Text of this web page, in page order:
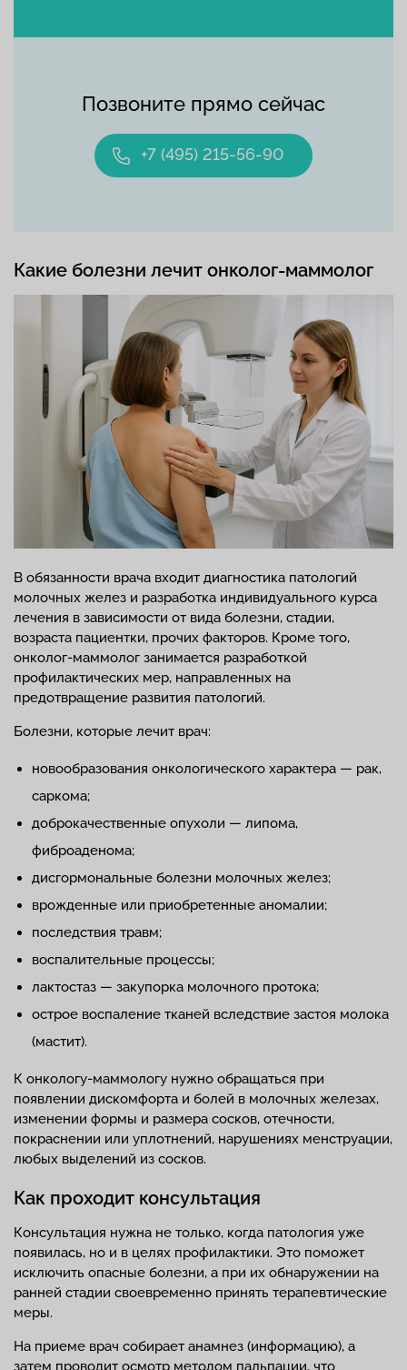
Позвоните прямо сейчас
+7 (495) 215-56-90
Какие болезни лечит онколог-маммолог
В обязанности врача входит диагностика патологий
молочных желез и разработка индивидуального курса
лечения в зависимости от вида болезни, стадии,
возраста пациентки, прочих факторов. Кроме того,
онколог-маммолог занимается разработкой
профилактических мер, направленных на
предотвращение развития патологий.
Болезни, которые лечит врач:
новообразования онкологического характера — рак,
саркома;
доброкачественные опухоли — липома,
фиброаденома;
дисгормональные болезни молочных желез;
врожденные или приобретенные аномалии;
последствия травм;
воспалительные процессы;
лактостаз — закупорка молочного протока;
острое воспаление тканей вследствие застоя молока
(мастит).
К онкологу-маммологу нужно обращаться при
появлении дискомфорта и болей в молочных железах,
изменении формы и размера сосков, отечности,
покраснении или уплотнений, нарушениях менструации,
любых выделений из сосков.
Как проходит консультация
Консультация нужна не только, когда патология уже
появилась, но и в целях профилактики. Это поможет
исключить опасные болезни, а при их обнаружении на
ранней стадии своевременно принять терапевтические
меры.
На приеме врач собирает анамнез (информацию), а
затем проводит осмотр методом пальпации, что